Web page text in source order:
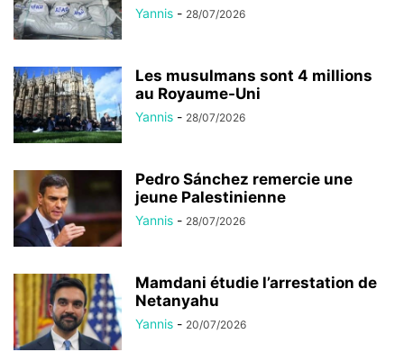
Yannis - 28/07/2026
Les musulmans sont 4 millions
au Royaume-Uni
Yannis - 28/07/2026
Pedro Sánchez remercie une
jeune Palestinienne
Yannis - 28/07/2026
Mamdani étudie l’arrestation de
Netanyahu
Yannis - 20/07/2026